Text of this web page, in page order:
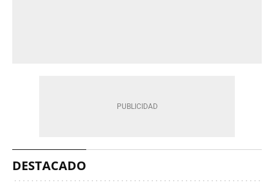
DESTACADO